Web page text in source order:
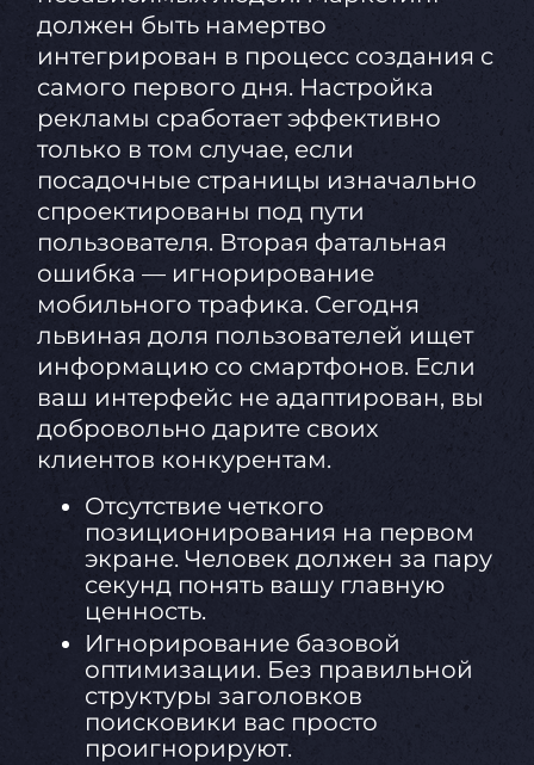
должен быть намертво
интегрирован в процесс создания с
самого первого дня. Настройка
рекламы сработает эффективно
только в том случае, если
посадочные страницы изначально
спроектированы под пути
пользователя. Вторая фатальная
ошибка — игнорирование
мобильного трафика. Сегодня
львиная доля пользователей ищет
информацию со смартфонов. Если
ваш интерфейс не адаптирован, вы
добровольно дарите своих
клиентов конкурентам.
Отсутствие четкого
позиционирования на первом
экране. Человек должен за пару
секунд понять вашу главную
ценность.
Игнорирование базовой
оптимизации. Без правильной
структуры заголовков
поисковики вас просто
проигнорируют.